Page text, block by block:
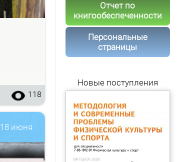
118
18 июня
Отчет по
книгообеспеченности
Персональные
страницы
Новые поступления